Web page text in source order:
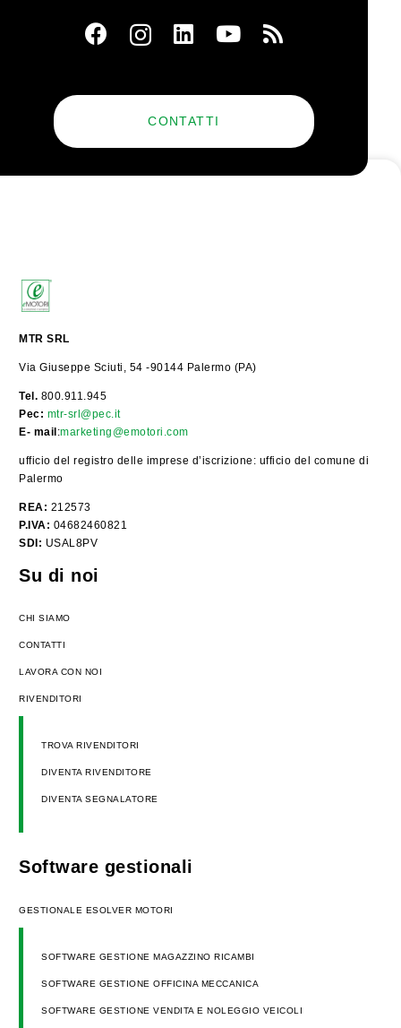
CONTATTI
MTR SRL
Via Giuseppe Sciuti, 54 -90144 Palermo (PA)
Tel. 800.911.945
Pec: mtr-srl@pec.it
E- mail:marketing@emotori.com
ufficio del registro delle imprese d’iscrizione: ufficio del comune di
Palermo
REA: 212573
P.IVA: 04682460821
SDI: USAL8PV
Su di noi
CHI SIAMO
CONTATTI
LAVORA CON NOI
RIVENDITORI
TROVA RIVENDITORI
DIVENTA RIVENDITORE
DIVENTA SEGNALATORE
Software gestionali
GESTIONALE ESOLVER MOTORI
SOFTWARE GESTIONE MAGAZZINO RICAMBI
SOFTWARE GESTIONE OFFICINA MECCANICA
SOFTWARE GESTIONE VENDITA E NOLEGGIO VEICOLI